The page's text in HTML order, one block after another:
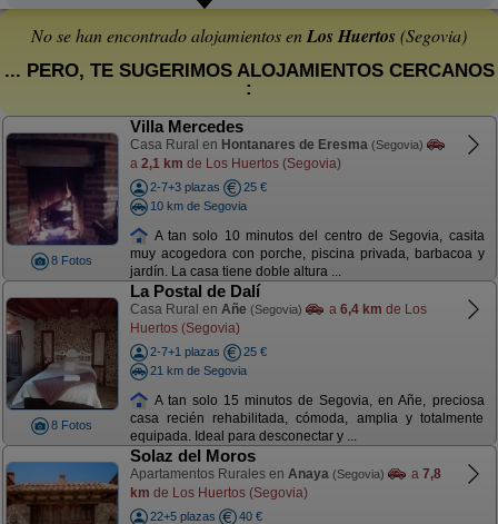
No se han encontrado alojamientos enLos Huertos(Segovia)
... PERO, TE SUGERIMOS ALOJAMIENTOS CERCANOS
:
8 Fotos
Villa Mercedes
Casa Rural en Hontanares de Eresma (Segovia)
a 2,1 km de Los Huertos (Segovia)
2-7+3 plazas
25 €
10 km de Segovia
A tan solo 10 minutos del centro de Segovia, casita
muy acogedora con porche, piscina privada, barbacoa y
jardín. La casa tiene doble altura ...
8 Fotos
La Postal de Dalí
Casa Rural en Añe (Segovia) a 6,4 km de Los
Huertos (Segovia)
2-7+1 plazas
25 €
21 km de Segovia
A tan solo 15 minutos de Segovia, en Añe, preciosa
casa recién rehabilitada, cómoda, amplia y totalmente
equipada. Ideal para desconectar y ...
Solaz del Moros
Apartamentos Rurales en Anaya (Segovia) a 7,8
km de Los Huertos (Segovia)
22+5 plazas
40 €